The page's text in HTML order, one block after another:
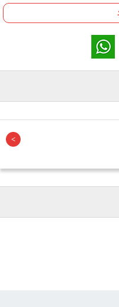
لـ"الشروق"، على
المنظمة لأعمال
جميع الجهات المعنية
المناخ الملائم
خطط تأمين مقار
ومتابعة أعمال
اللجان والاستراحات
إلى جانب
فترة الامتحانات.
أهمية تضافر جهود
المعنية والعمل بروح